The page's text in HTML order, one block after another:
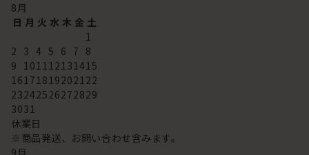
8月
日 月 火 水 木 金 土
1
2 3 4 5 6 7 8
9 101112131415
16171819202122
23242526272829
3031
休業日
※商品発送、お問い合わせ含みます。